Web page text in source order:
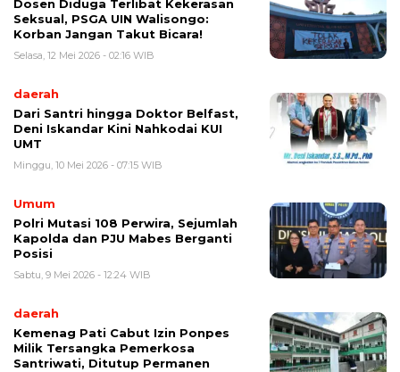
Dosen Diduga Terlibat Kekerasan
Seksual, PSGA UIN Walisongo:
Korban Jangan Takut Bicara!
Selasa, 12 Mei 2026 - 02:16 WIB
daerah
Dari Santri hingga Doktor Belfast,
Deni Iskandar Kini Nahkodai KUI
UMT
Minggu, 10 Mei 2026 - 07:15 WIB
Umum
Polri Mutasi 108 Perwira, Sejumlah
Kapolda dan PJU Mabes Berganti
Posisi
Sabtu, 9 Mei 2026 - 12:24 WIB
daerah
Kemenag Pati Cabut Izin Ponpes
Milik Tersangka Pemerkosa
Santriwati, Ditutup Permanen